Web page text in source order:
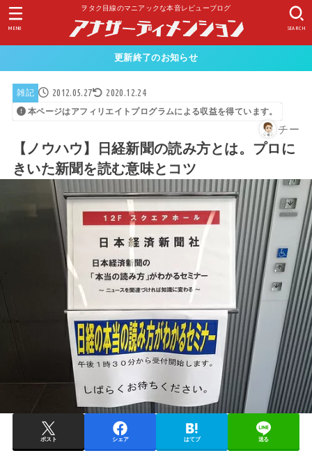
ヲタク目線のマニアックな本音レビューブログ
SEARCH
MENU
更新終了のお知らせ
雑記 2012.05.27 2020.12.24
本ページはアフィリエイトプログラムによる収益を得ています。
チー
【ノウハウ】日経新聞の読み方とは。プロに
きいた新聞を読む意味とコツ
ポスト シェア はてブ 送る